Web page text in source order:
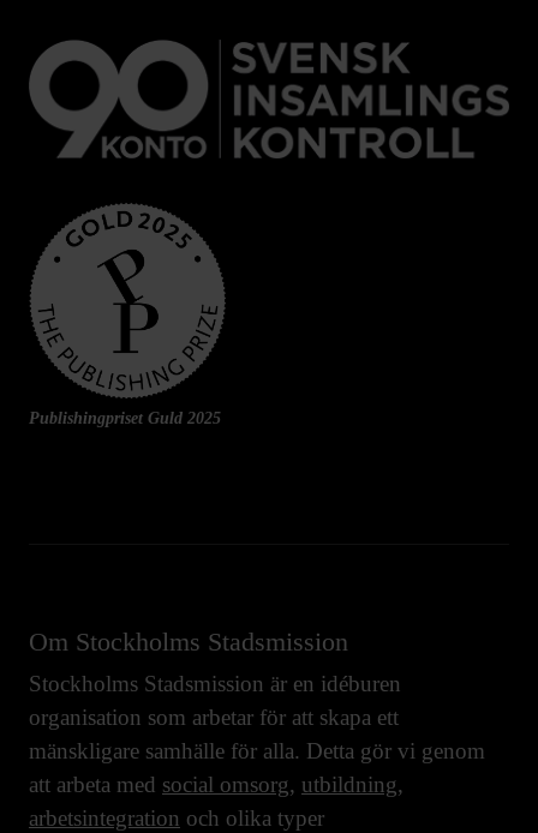
Publishingpriset Guld 2025
Om Stockholms Stadsmission
Stockholms Stadsmission är en idéburen
organisation som arbetar för att skapa ett
mänskligare samhälle för alla. Detta gör vi genom
att arbeta med social omsorg, utbildning,
arbetsintegration och olika typer